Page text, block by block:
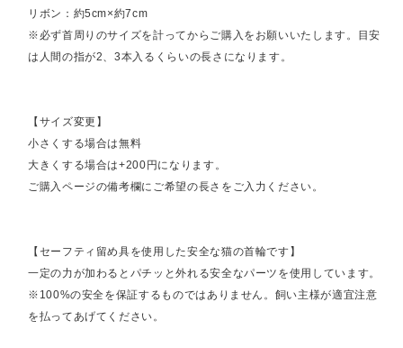
リボン：約5cm×約7cm
※必ず首周りのサイズを計ってからご購入をお願いいたします。目安
は人間の指が2、3本入るくらいの長さになります。
【サイズ変更】
小さくする場合は無料
大きくする場合は+200円になります。
ご購入ページの備考欄にご希望の長さをご入力ください。
【セーフティ留め具を使用した安全な猫の首輪です】
一定の力が加わるとパチッと外れる安全なパーツを使用しています。
※100%の安全を保証するものではありません。飼い主様が適宜注意
を払ってあげてください。